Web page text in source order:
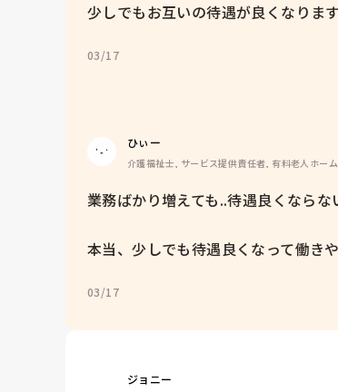
少しでもお互いの待遇が良くなりま
03/17
ひぃー
介護福祉士, サービス提供責任者, 有料老人ホー
業務ばかり増えても..待遇良くなら
本当、少しでも待遇良くなって働き
03/17
ジョニー